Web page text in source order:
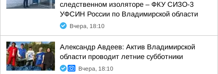
следственном изоляторе – ФКУ СИЗО-3
УФСИН России по Владимирской области
Вчера, 18:10
Александр Авдеев: Актив Владимирской
области проводит летние субботники
Вчера, 18:10